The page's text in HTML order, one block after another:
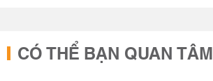
CÓ THỂ BẠN QUAN TÂM